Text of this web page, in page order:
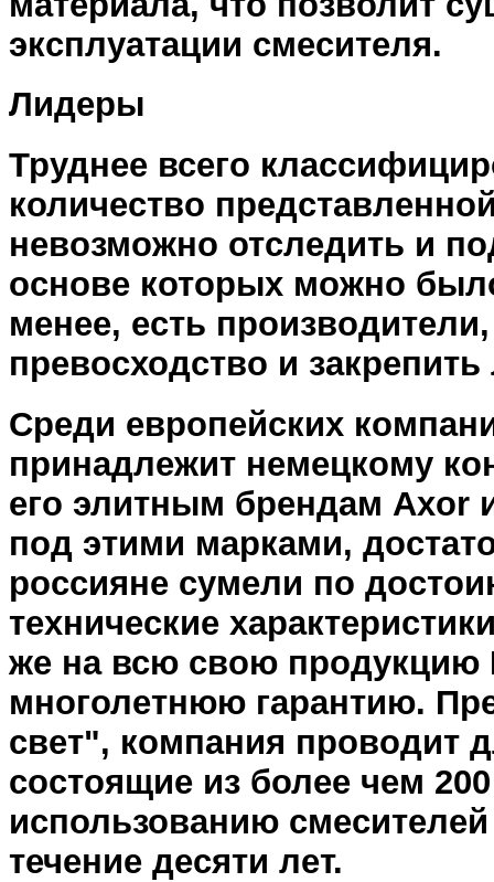
эксплуатации смесителя.
Лидеры
Труднее всего
количество
невозможно отследить и
основе которых можно
менее, есть
превосходство и
Среди европейских
принадлежит немецкому
его элитным брендам
под этими марками,
россияне сумели по
технические
же на всю свою продукцию
многолетнюю гарантию.
свет", компания проводит
состоящие из более чем
использованию
течение десяти лет.